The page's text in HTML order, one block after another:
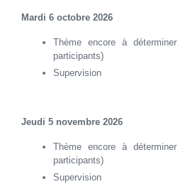
Mardi 6 octobre 2026
Thème encore à
participants)
Supervision
Jeudi 5 novembre 2026
Thème encore à
participants)
Supervision